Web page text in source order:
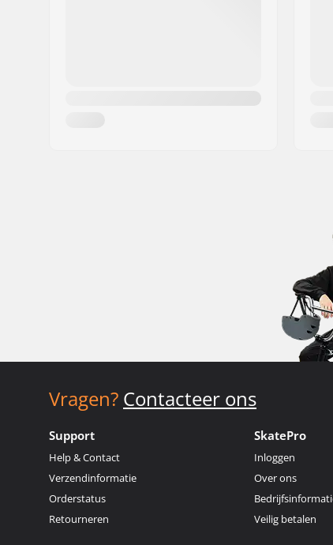
Vragen? Contacteer ons
Support
Help & Contact
Verzendinformatie
Orderstatus
Retourneren
SkatePro
Inloggen
Over ons
Veilig betalen